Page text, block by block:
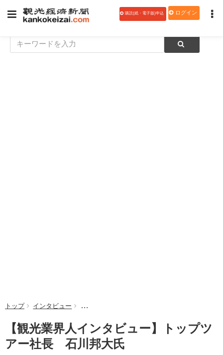
購読(紙・電子版)申込 ログイン
トップ インタビュー 【観光業界人インタビュー】トップツアー社長
【観光業界人インタビュー】トップツ
アー社長 石川邦大氏